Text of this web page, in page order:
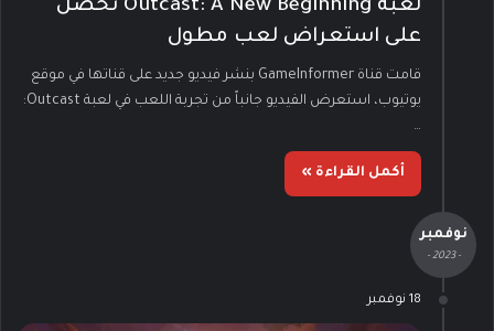
لعبة Outcast: A New Beginning تحصل
على استعراض لعب مطول
قامت قناة GameInformer بنشر فيديو جديد على قناتها في موقع
يوتيوب، استعرض الفيديو جانباً من تجربة اللعب في لعبة Outcast:
…
أكمل القراءة »
نوفمبر
- 2023 -
18 نوفمبر